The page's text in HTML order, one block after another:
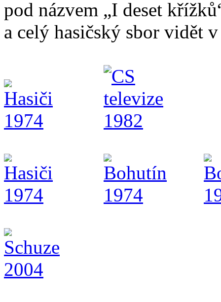
pod názvem „I deset
a celý hasičský sbor vidět